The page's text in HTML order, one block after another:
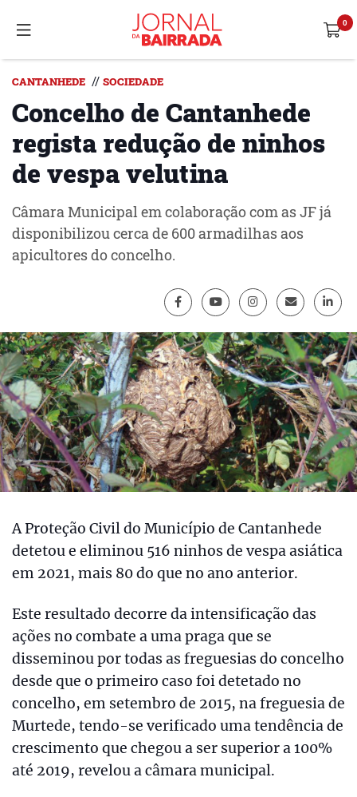
CANTANHEDE // SOCIEDADE
Concelho de Cantanhede
regista redução de ninhos
de vespa velutina
Câmara Municipal em colaboração com as JF já
disponibilizou cerca de 600 armadilhas aos
apicultores do concelho.
A Proteção Civil do Município de Cantanhede
detetou e eliminou 516 ninhos de vespa asiática
em 2021, mais 80 do que no ano anterior.
Este resultado decorre da intensificação das
ações no combate a uma praga que se
disseminou por todas as freguesias do concelho
desde que o primeiro caso foi detetado no
concelho, em setembro de 2015, na freguesia de
Murtede, tendo-se verificado uma tendência de
crescimento que chegou a ser superior a 100%
até 2019, revelou a câmara municipal.